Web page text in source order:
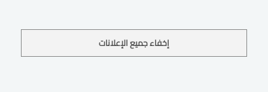
إخفاء جميع الإعلانات